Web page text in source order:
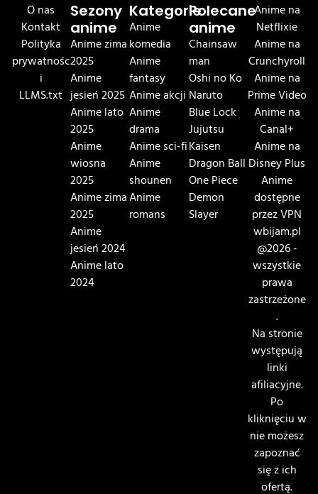
O nas
Kontakt
Polityka
prywatnośc
i
LLMS.txt
Sezony
anime
Anime zima
2025
Anime
jesień 2025
Anime lato
2025
Anime
wiosna
2025
Anime zima
2025
Anime
jesień 2024
Anime lato
2024
Kategorie
Anime
komedia
Anime
fantasy
Anime akcji
Anime
drama
Anime sci-fi
Anime
shounen
Anime
romans
Polecane
anime
Chainsaw
man
Oshi no Ko
Naruto
Blue Lock
Jujutsu
Kaisen
Dragon Ball
One Piece
Demon
Slayer
Anime na
Netflixie
Anime na
Crunchyroll
Anime na
Prime Video
Anime na
Canal+
Anime na
Disney Plus
Anime
dostępne
przez VPN
wbijam.pl
@2026 -
wszystkie
prawa
zastrzeżone
.
Na stronie
występują
linki
afiliacyjne.
Po
kliknięciu w
nie możesz
zapoznać
się z ich
ofertą.